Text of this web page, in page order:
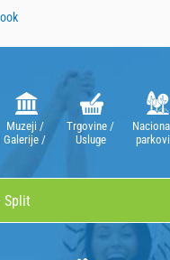
Muzeji /
Galerije /
Trgovine /
Usluge